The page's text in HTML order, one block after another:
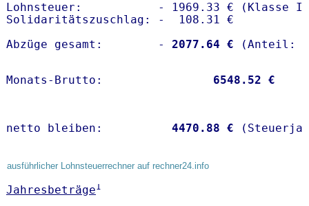
Lohnsteuer:           - 1969.33 € (Klasse I)
Solidaritätszuschlag: -  108.31 €
Abzüge gesamt:        -
2077.64 €
Monats-Brutto: 6548.52 €
netto bleiben: 4470.88 €
ausführlicher Lohnsteuerrechner auf rechner24.info
Jahresbeträge1